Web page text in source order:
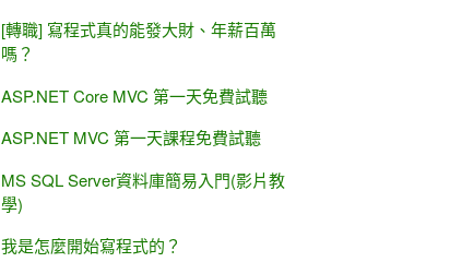
[轉職] 寫程式真的能發大財、年薪百萬
嗎？
ASP.NET Core MVC 第一天免費試聽
ASP.NET MVC 第一天課程免費試聽
MS SQL Server資料庫簡易入門(影片教
學)
我是怎麼開始寫程式的？